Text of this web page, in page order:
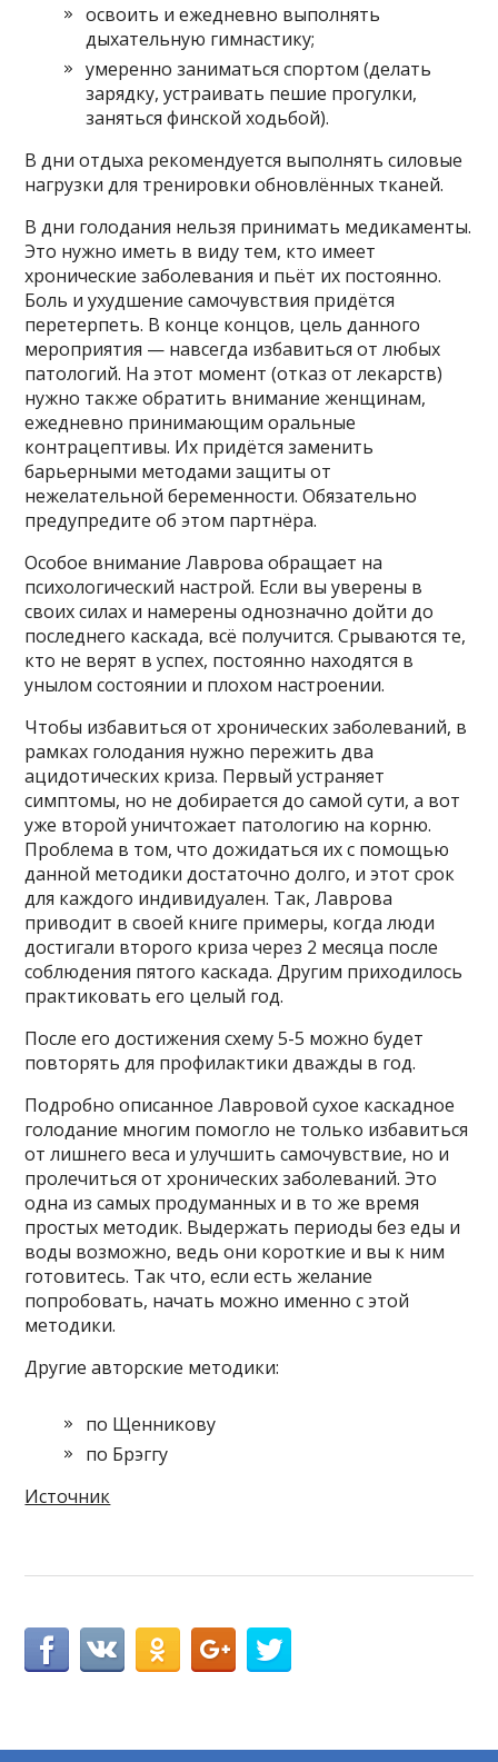
освоить и ежедневно выполнять
дыхательную гимнастику;
умеренно заниматься спортом (делать
зарядку, устраивать пешие прогулки,
заняться финской ходьбой).
В дни отдыха рекомендуется выполнять силовые
нагрузки для тренировки обновлённых тканей.
В дни голодания нельзя принимать медикаменты.
Это нужно иметь в виду тем, кто имеет
хронические заболевания и пьёт их постоянно.
Боль и ухудшение самочувствия придётся
перетерпеть. В конце концов, цель данного
мероприятия — навсегда избавиться от любых
патологий. На этот момент (отказ от лекарств)
нужно также обратить внимание женщинам,
ежедневно принимающим оральные
контрацептивы. Их придётся заменить
барьерными методами защиты от
нежелательной беременности. Обязательно
предупредите об этом партнёра.
Особое внимание Лаврова обращает на
психологический настрой. Если вы уверены в
своих силах и намерены однозначно дойти до
последнего каскада, всё получится. Срываются те,
кто не верят в успех, постоянно находятся в
унылом состоянии и плохом настроении.
Чтобы избавиться от хронических заболеваний, в
рамках голодания нужно пережить два
ацидотических криза. Первый устраняет
симптомы, но не добирается до самой сути, а вот
уже второй уничтожает патологию на корню.
Проблема в том, что дожидаться их с помощью
данной методики достаточно долго, и этот срок
для каждого индивидуален. Так, Лаврова
приводит в своей книге примеры, когда люди
достигали второго криза через 2 месяца после
соблюдения пятого каскада. Другим приходилось
практиковать его целый год.
После его достижения схему 5-5 можно будет
повторять для профилактики дважды в год.
Подробно описанное Лавровой сухое каскадное
голодание многим помогло не только избавиться
от лишнего веса и улучшить самочувствие, но и
пролечиться от хронических заболеваний. Это
одна из самых продуманных и в то же время
простых методик. Выдержать периоды без еды и
воды возможно, ведь они короткие и вы к ним
готовитесь. Так что, если есть желание
попробовать, начать можно именно с этой
методики.
Другие авторские методики:
по Щенникову
по Брэггу
Источник